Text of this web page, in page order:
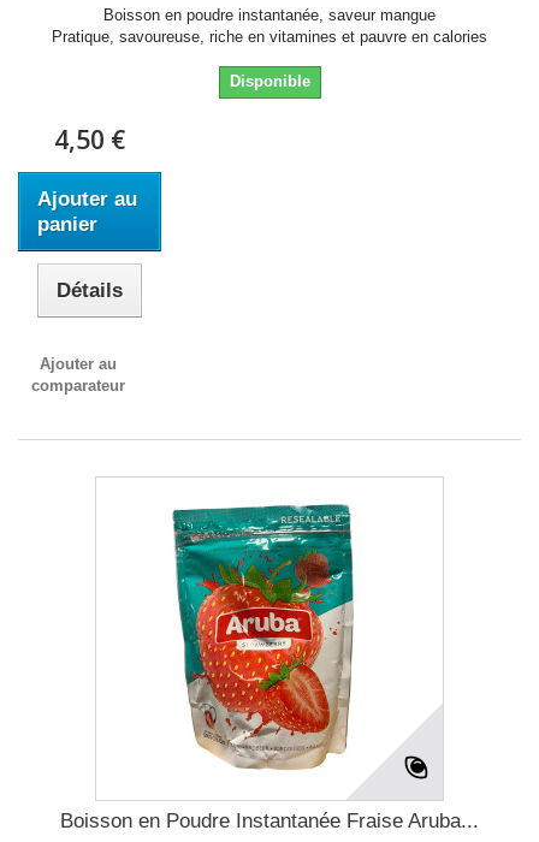
Boisson en poudre instantanée, saveur mangue
Pratique, savoureuse, riche en vitamines et pauvre en calories
Disponible
4,50 €
Ajouter au
panier
Détails
Ajouter au
comparateur
Boisson en Poudre Instantanée Fraise Aruba...